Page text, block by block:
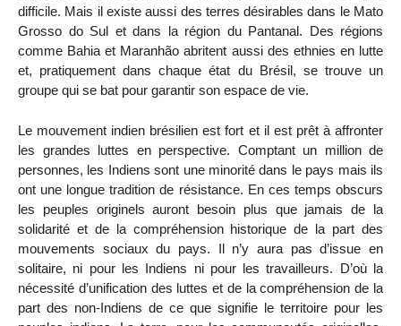
difficile. Mais il existe aussi des terres désirables dans le Mato
Grosso do Sul et dans la région du Pantanal. Des régions
comme Bahia et Maranhão abritent aussi des ethnies en lutte
et, pratiquement dans chaque état du Brésil, se trouve un
groupe qui se bat pour garantir son espace de vie.
Le mouvement indien brésilien est fort et il est prêt à affronter
les grandes luttes en perspective. Comptant un million de
personnes, les Indiens sont une minorité dans le pays mais ils
ont une longue tradition de résistance. En ces temps obscurs
les peuples originels auront besoin plus que jamais de la
solidarité et de la compréhension historique de la part des
mouvements sociaux du pays. Il n’y aura pas d’issue en
solitaire, ni pour les Indiens ni pour les travailleurs. D’où la
nécessité d’unification des luttes et de la compréhension de la
part des non-Indiens de ce que signifie le territoire pour les